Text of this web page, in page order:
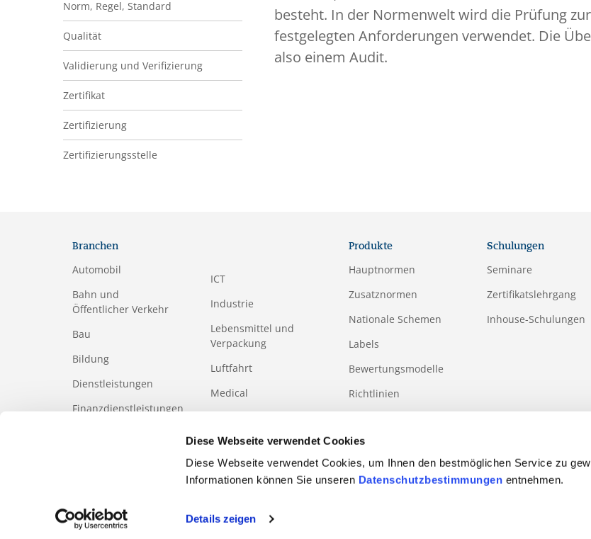
Diese Webseite verwendet Cookies
Diese Webseite verwendet Cookies, um Ihnen den bestmöglichen Service zu
Informationen können Sie unseren Datenschutzbestimmungen entnehmen.
Details zeigen
besteht. In der Normenwelt wird die Prüfung
festgelegten Anforderungen verwendet. Die
also einem Audit.
Norm, Regel, Standard
Qualität
Validierung und Verifizierung
Zertifikat
Zertifizierung
Zertifizierungsstelle
Branchen
Automobil
Bahn und
Öffentlicher Verkehr
Bau
Bildung
Dienstleistungen
Finanzdienstleistungen
ICT
Industrie
Lebensmittel und
Verpackung
Luftfahrt
Medical
Tourismus
Produkte
Hauptnormen
Zusatznormen
Nationale Schemen
Labels
Bewertungsmodelle
Richtlinien
Schulungen
Seminare
Zertifikatslehrgang
Inhouse-Schulungen